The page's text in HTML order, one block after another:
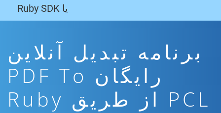
یا Ruby SDK
برنامه تبدیل آنلاین
رایگان PDF To
PCL از طریق Ruby